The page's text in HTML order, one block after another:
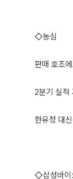
◇농심
판매 호조
2분기 실적
한유정 대
◇삼성바이